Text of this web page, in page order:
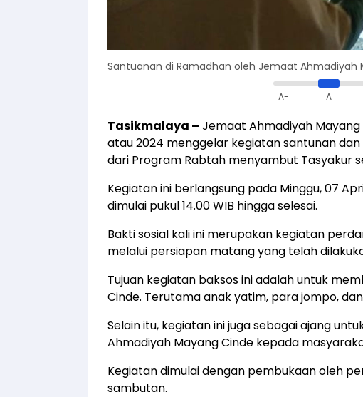
Santuanan di Ramadhan oleh Jemaat Ahmadiyah
A- A
Tasikmalaya – Jemaat Ahmadiyah Mayang
atau 2024 menggelar kegiatan santunan
dari Program Rabtah menyambut Tasyakur
Kegiatan ini berlangsung pada Minggu, 07
dimulai pukul 14.00 WIB hingga selesai.
Bakti sosial kali ini merupakan kegiatan
melalui persiapan matang yang telah
Tujuan kegiatan baksos ini adalah untuk
Cinde. Terutama anak yatim, para jompo,
Selain itu, kegiatan ini juga sebagai ajang
Ahmadiyah Mayang Cinde kepada
Kegiatan dimulai dengan pembukaan oleh
sambutan.